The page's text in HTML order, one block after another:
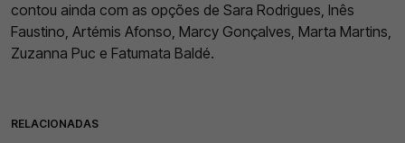
contou ainda com as opções de Sara Rodrigues, Inês
Faustino, Artémis Afonso, Marcy Gonçalves, Marta Martins,
Zuzanna Puc e Fatumata Baldé.
RELACIONADAS